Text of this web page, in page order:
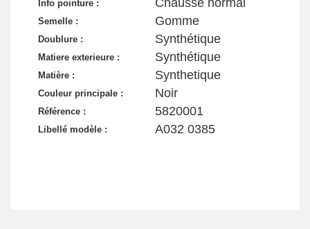
Info pointure : Chausse normal
Semelle : Gomme
Doublure : Synthétique
Matiere exterieure : Synthétique
Matière : Synthetique
Couleur principale : Noir
Référence : 5820001
Libellé modèle : A032 0385